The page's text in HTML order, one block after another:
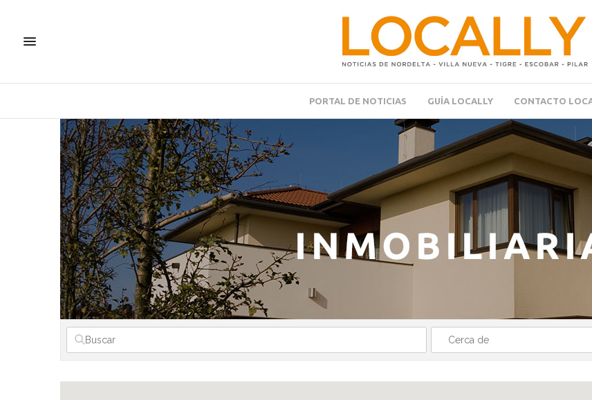
PORTAL DE NOTICIAS GUÍA LOCALLY CONTACTO